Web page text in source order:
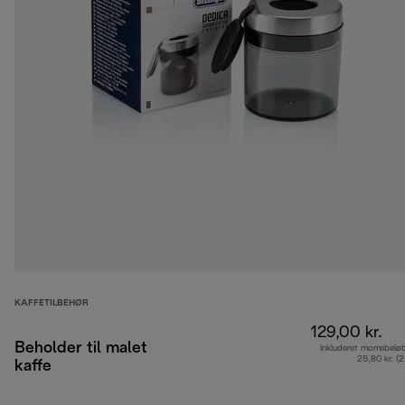
KAFFETILBEHØR
Beholder til malet
kaffe
129,00 kr.
Inkluderet
25,80 kr.